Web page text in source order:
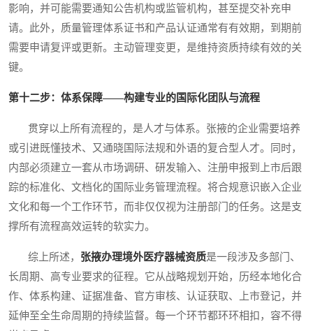
影响，并可能需要通知公告机构或监管机构，甚至提交补充申
请。此外，质量管理体系证书和产品认证通常有有效期，到期前
需要申请复评或更新。主动管理变更，是维持资质持续有效的关
键。
第十二步：体系保障——构建专业的国际化团队与流程
贯穿以上所有流程的，是人才与体系。张掖的企业需要培养
或引进既懂技术、又通晓国际法规和外语的复合型人才。同时，
内部必须建立一套从市场调研、研发输入、注册申报到上市后跟
踪的标准化、文档化的国际业务管理流程。将合规意识嵌入企业
文化和每一个工作环节，而非仅仅视为注册部门的任务。这是支
撑所有流程高效运转的软实力。
综上所述， 张掖办理境外医疗器械资质是一段涉及多部门、
长周期、高专业要求的征程。它从战略规划开始，历经本地化合
作、体系构建、证据准备、官方审核、认证获取、上市登记，并
延伸至全生命周期的持续监督。每一个环节都环环相扣，容不得